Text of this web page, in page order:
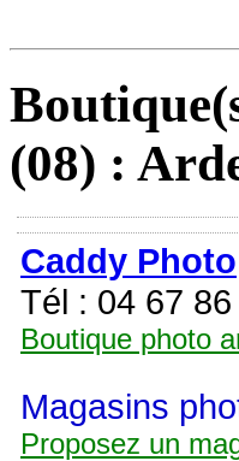
(08) :
Caddy Photo
Tél : 04 67
Boutique photo
Magasins
Proposez un